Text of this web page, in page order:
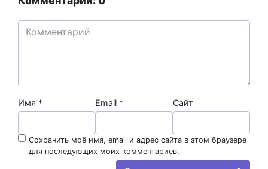
Имя * Email * Сайт
Сохранить моё имя, email и адрес сайта в этом браузере
для последующих моих комментариев.